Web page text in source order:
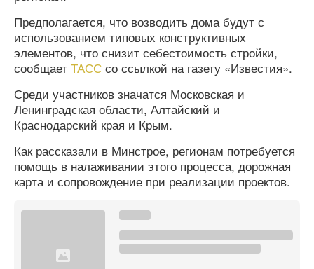
Предполагается, что возводить дома будут с
использованием типовых конструктивных
элементов, что снизит себестоимость стройки,
сообщает ТАСС со ссылкой на газету «Известия».
Среди участников значатся Московская и
Ленинградская области, Алтайский и
Краснодарский края и Крым.
Как рассказали в Минстрое, регионам потребуется
помощь в налаживании этого процесса, дорожная
карта и сопровождение при реализации проектов.